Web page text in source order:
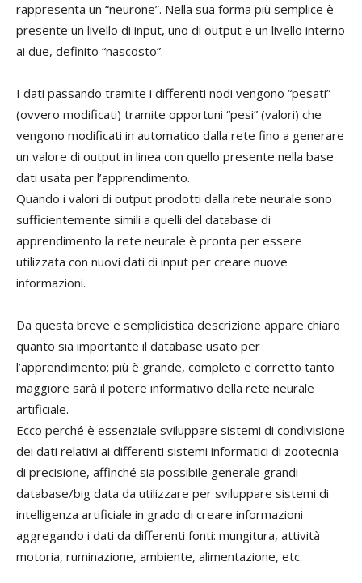
rappresenta un “neurone”. Nella sua forma più semplice è
presente un livello di input, uno di output e un livello interno
ai due, definito “nascosto”.
I dati passando tramite i differenti nodi vengono “pesati”
(ovvero modificati) tramite opportuni “pesi” (valori) che
vengono modificati in automatico dalla rete fino a generare
un valore di output in linea con quello presente nella base
dati usata per l’apprendimento.
Quando i valori di output prodotti dalla rete neurale sono
sufficientemente simili a quelli del database di
apprendimento la rete neurale è pronta per essere
utilizzata con nuovi dati di input per creare nuove
informazioni.
Da questa breve e semplicistica descrizione appare chiaro
quanto sia importante il database usato per
l’apprendimento; più è grande, completo e corretto tanto
maggiore sarà il potere informativo della rete neurale
artificiale.
Ecco perché è essenziale sviluppare sistemi di condivisione
dei dati relativi ai differenti sistemi informatici di zootecnia
di precisione, affinché sia possibile generale grandi
database/big data da utilizzare per sviluppare sistemi di
intelligenza artificiale in grado di creare informazioni
aggregando i dati da differenti fonti: mungitura, attività
motoria, ruminazione, ambiente, alimentazione, etc.